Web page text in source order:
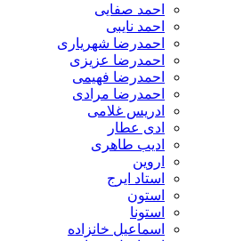
احمد صفایی
احمد نایبی
احمدرضا شهریاری
احمدرضا عزیزی
احمدرضا فهیمی
احمدرضا مرادی
ادریس غلامی
ادی عطار
ادیب طاهری
اروین
استاد ایرج
استون
استونا
اسماعیل خانزاده